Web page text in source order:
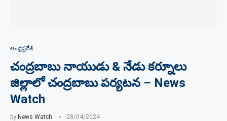
ఆంధ్రప్రదేశ్
చంద్రబాబు నాయుడు & నేడు కర్నూలు
జిల్లాలో చంద్రబాబు పర్యటన – News
Watch
by News Watch 28/04/2024